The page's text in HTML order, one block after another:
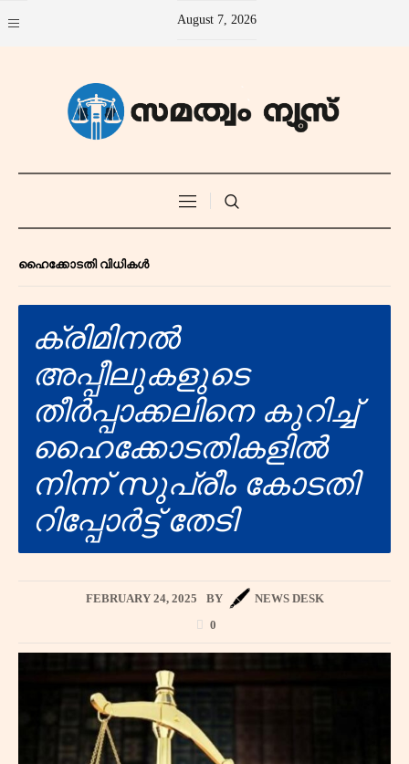
August 7, 2026
ഹൈക്കോടതി വിധികൾ
ക്രിമിനൽ
അപ്പീലുകളുടെ
തീർപ്പാക്കലിനെ കുറിച്ച്
ഹൈക്കോടതികളിൽ
നിന്ന് സുപ്രീം കോടതി
റിപ്പോർട്ട് തേടി
FEBRUARY 24, 2025 BY
NEWS DESK
0